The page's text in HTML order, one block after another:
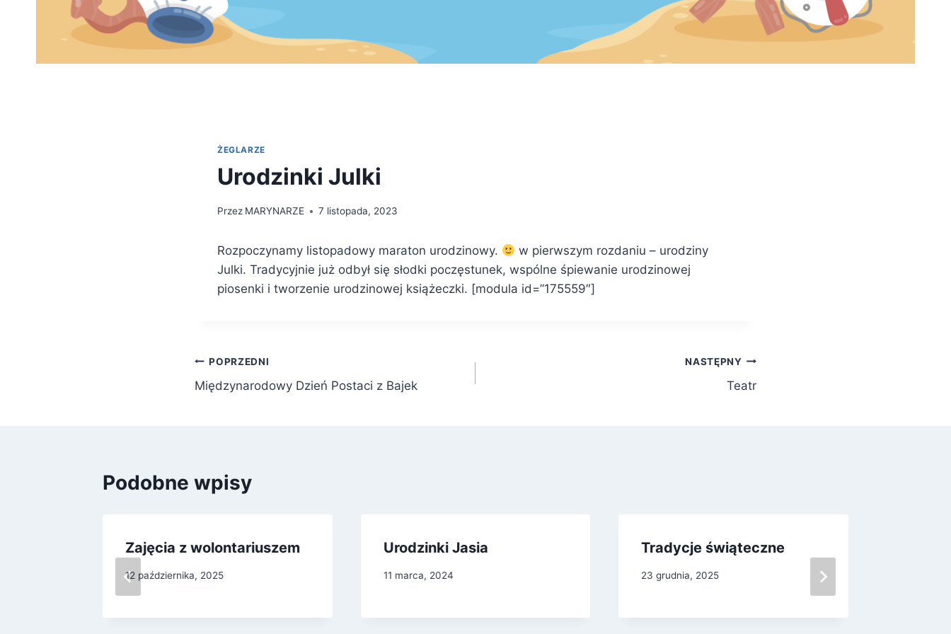
ŻEGLARZE
Urodzinki Julki
Przez MARYNARZE 7 listopada, 2023
Rozpoczynamy listopadowy maraton urodzinowy.
w pierwszym rozdaniu – urodziny
Julki. Tradycyjnie już odbył się słodki poczęstunek, wspólne śpiewanie urodzinowej
piosenki i tworzenie urodzinowej książeczki. [modula id=”175559″]
Nawigacja
wpisu
POPRZEDNI
Międzynarodowy Dzień Postaci z Bajek
NASTĘPNY
Teatr
Podobne wpisy
Zajęcia z wolontariuszem
12 października, 2025
Urodzinki Jasia
11 marca, 2024
Tradycje świąteczne
23 grudnia, 2025